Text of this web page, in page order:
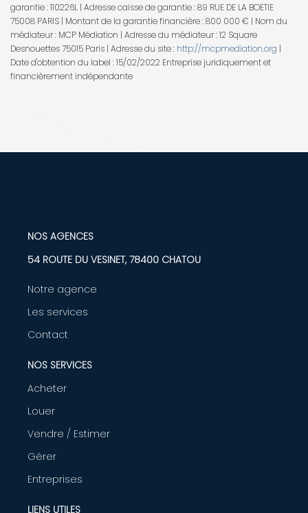
garantie : 110226L | Adresse caisse de garantie : 89 RUE DE LA BOETIE
75008 PARIS | Montant de la garantie financière : 800 000 € | Nom du
médiateur : MCP Médiation | Adresse du médiateur : 12 Square
Desnouettes 75015 Paris | Adresse du site : http://mcpmediation.org |
Date d'obtention du label : 15/02/2022 Entreprise juridiquement et
financièrement indépendante
NOS AGENCES
54 ROUTE DU VESINET, 78400 CHATOU
Notre agence
Les services
Contact
NOS SERVICES
Acheter
Louer
Vendre / Estimer
Gérer
Entreprises
LIENS UTILES